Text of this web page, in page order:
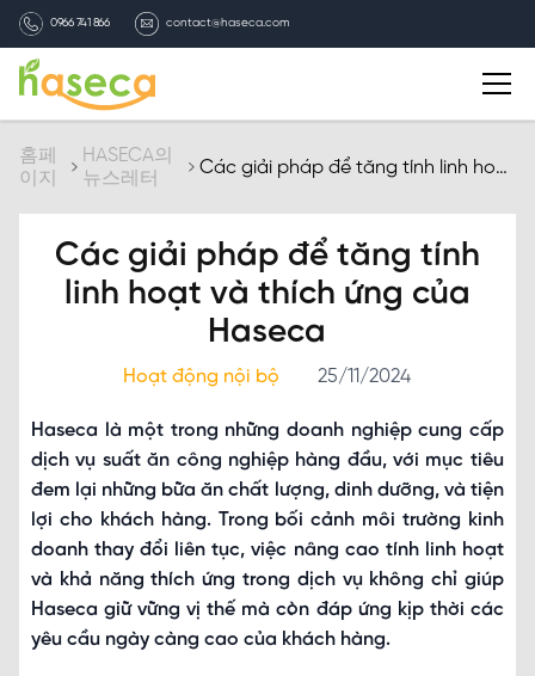
0966 741 866 contact@haseca.com
자기소개
HASECA 선택
서비스
채용
연락처
홈페
이지
HASECA의
뉴스레터
Các giải pháp để tăng tính linh hoạt
Các giải pháp để tăng tính
linh hoạt và thích ứng của
Haseca
Hoạt động nội bộ 25/11/2024
Haseca là một trong những doanh nghiệp cung cấp
dịch vụ suất ăn công nghiệp hàng đầu, với mục tiêu
đem lại những bữa ăn chất lượng, dinh dưỡng, và tiện
lợi cho khách hàng. Trong bối cảnh môi trường kinh
doanh thay đổi liên tục, việc nâng cao tính linh hoạt
và khả năng thích ứng trong dịch vụ không chỉ giúp
Haseca giữ vững vị thế mà còn đáp ứng kịp thời các
yêu cầu ngày càng cao của khách hàng.